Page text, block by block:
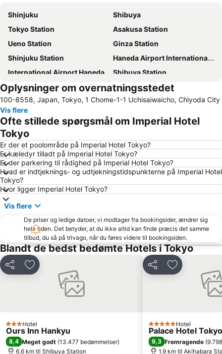
Shinjuku
Shibuya
Tokyo Station
Asakusa Station
Ueno Station
Ginza Station
Shinjuku Station
Haneda Airport International Terminal Station
International Airport Haneda
Shibuya Station
Akasaka Mitsuke Station
Akihabara Station
Ikebukuro Station
Akasaka Station-Tokyo
Ueno Metro Station
Nakameguro Station
Taito
Ebisu Station
Tokyo Disneyland
Shinjuku Metro Station
Tokyo Disney Resort
Minato
Shinagawa Station
Odaiba
Meguro
Harajuku Station
Asakusa Metro Station
Shinagawa
Tokyo International Airport
Ginza Metro Station
Shimbashi Metro Station
Uneo
Tawaramachi Metro Station
Haneda Airport Terminal 2
Akihabara Metro Station
Shibuya Metro Station
Hamamatsucho station
Yoyogi Station
Kabukicho
Nihonbashi Station-Tokyo
Oplysninger om overnatningsstedet
100-8558, Japan, Tokyo, 1 Chome-1-1 Uchisaiwaicho, Chiyoda City
Vis flere
Ofte stillede spørgsmål om Imperial Hotel
Tokyo
Er der et poolområde på Imperial Hotel Tokyo?
Er kæledyr tilladt på Imperial Hotel Tokyo?
Er der parkering til rådighed på Imperial Hotel Tokyo?
Hvad er indtjeknings- og udtjekningstidspunkterne på Imperial Hotel
Tokyo?
Hvor ligger Imperial Hotel Tokyo?
Vis flere
De priser og ledige datoer, vi modtager fra bookingsider, ændrer sig
hele tiden. Det betyder, at du ikke altid kan finde præcis det samme
tilbud, du så på trivago, når du føres videre til bookingsiden.
Blandt de bedst bedømte Hotels i Tokyo
Del Føj til favoritter
3 Stjerner
Hotel
Ours Inn Hankyu
8,4 Meget godt (13.477 bedømmelser)
6.6 km til Shibuya Station
Del Føj til
5 StjernerHotel
Palace Hotel Tokyo
9,3 Fremragende (
1.9 km til Akihabara